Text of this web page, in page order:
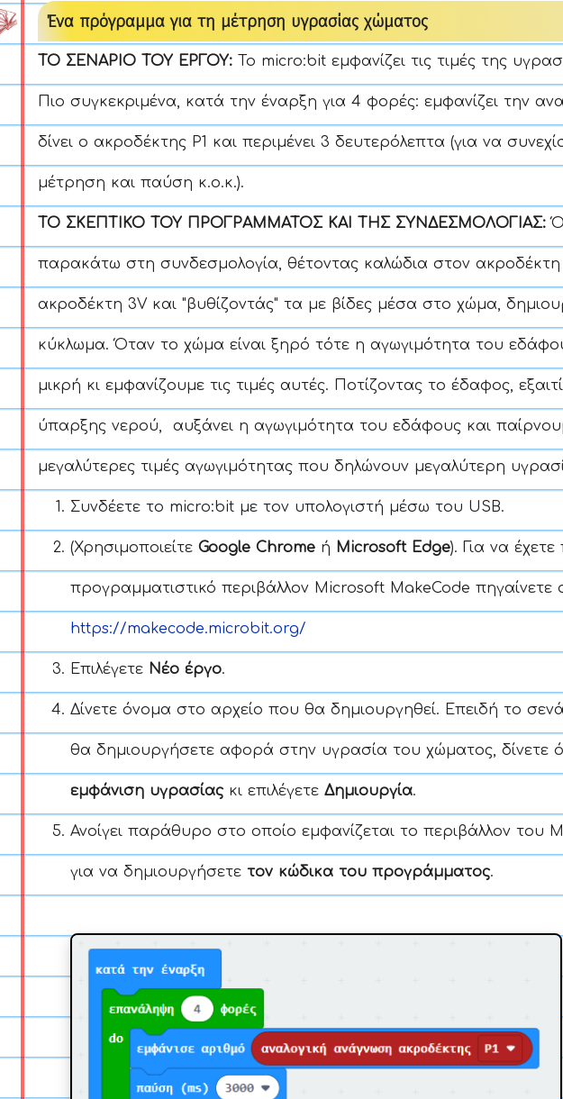
Ένα πρόγραμμα για τη μέτρηση υγρασίας χώματος
ΤΟ ΣΕΝΑΡΙΟ ΤΟΥ ΕΡΓΟΥ: Το micro:bit εμφανίζει τις τιμές της
Πιο συγκεκριμένα, κατά την έναρξη για 4 φορές: εμφανίζει την
δίνει ο ακροδέκτης P1 και περιμένει 3 δευτερόλεπτα (για να
μέτρηση και παύση κ.ο.κ.).
ΤΟ ΣΚΕΠΤΙΚΟ ΤΟΥ ΠΡΟΓΡΑΜΜΑΤΟΣ ΚΑΙ ΤΗΣ ΣΥΝΔΕΣΜΟΛΟΓΙΑΣ:
παρακάτω στη συνδεσμολογία, θέτοντας καλώδια στον ακροδέκτη
ακροδέκτη 3V και "βυθίζοντάς" τα με βίδες μέσα στο χώμα,
κύκλωμα. Όταν το χώμα είναι ξηρό τότε η αγωγιμότητα του
μικρή κι εμφανίζουμε τις τιμές αυτές. Ποτίζοντας το έδαφος,
ύπαρξης νερού, αυξάνει η αγωγιμότητα του εδάφους και
μεγαλύτερες τιμές αγωγιμότητας που δηλώνουν μεγαλύτερη
Συνδέετε το micro:bit με τον υπολογιστή μέσω του USB.
(Χρησιμοποιείτε Google Chrome ή Microsoft Edge). Για να
προγραμματιστικό περιβάλλον Microsoft MakeCode πηγαίνετε
https://makecode.microbit.org/
Επιλέγετε Νέο έργο.
Δίνετε όνομα στο αρχείο που θα δημιουργηθεί. Επειδή το
θα δημιουργήσετε αφορά στην υγρασία του χώματος, δίνετε
εμφάνιση υγρασίας κι επιλέγετε Δημιουργία.
Ανοίγει παράθυρο στο οποίο εμφανίζεται το περιβάλλον του
για να δημιουργήσετε τον κώδικα του προγράμματος.